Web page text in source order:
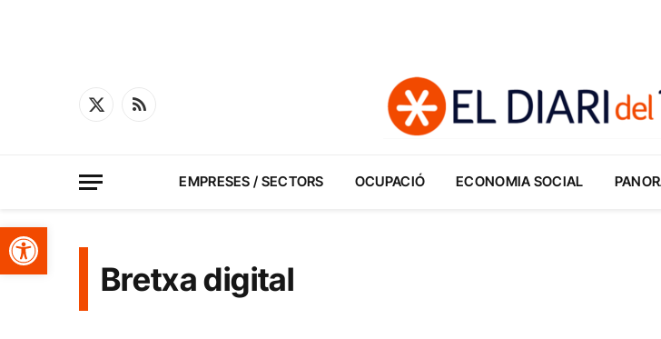
Obre la barra d'eines
X
RSS
EMPRESES / SECTORS OCUPACIÓ ECONOMIA SOCIAL
Bretxa digital